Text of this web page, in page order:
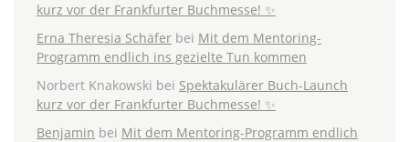
kurz vor der Frankfurter Buchmesse! ✨
Erna Theresia Schäfer bei Mit dem Mentoring-
Programm endlich ins gezielte Tun kommen
Norbert Knakowski bei Spektakulärer Buch-Launch
kurz vor der Frankfurter Buchmesse! ✨
Benjamin bei Mit dem Mentoring-Programm endlich